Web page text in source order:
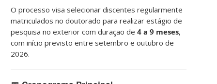
O processo visa selecionar discentes regularmente
matriculados no doutorado para realizar estágio de
pesquisa no exterior com duração de4 a 9 meses,
com início previsto entre setembro e outubro de
2026.